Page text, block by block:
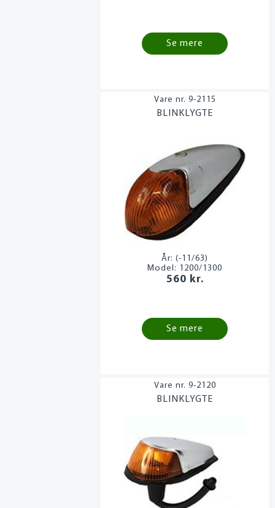
Se mere
9-2115
BLINKLYGTE
År:(-11/63)
Model: 1200/1300
560 kr.
Se mere
9-2120
BLINKLYGTE